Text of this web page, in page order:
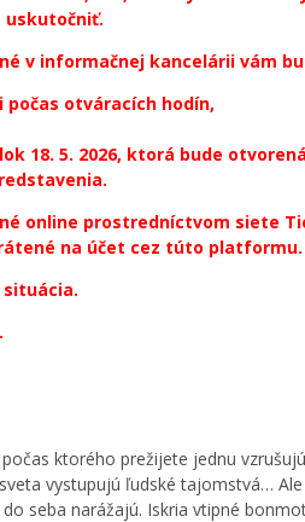
uskutočniť.
v informačnej kancelárii vám
otváracích hodín,
18. 5. 2026, ktorá bude
online prostredníctvom siete
na účet cez túto platformu.
ktorého prežijete jednu
vystupujú ľudské tajomstvá…
seba narážajú. Iskria vtipné